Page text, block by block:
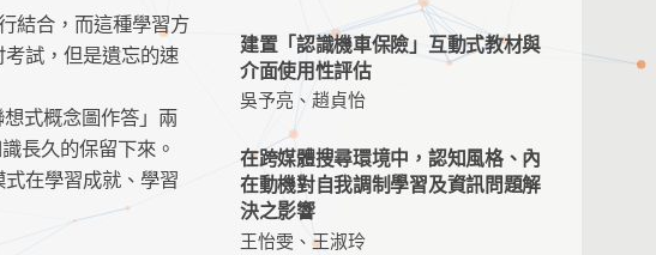
結合，而這種學習方
試，但是遺忘的速
式概念圖作答」兩
長久的保留下來。
在學習成就、學習
建置「認識機車保險」互動式教材與
介面使用性評估
吳予亮、趙貞怡
在跨媒體搜尋環境中，認知風格、內
在動機對自我調制學習及資訊問題解
決之影響
王怡雯、王淑玲